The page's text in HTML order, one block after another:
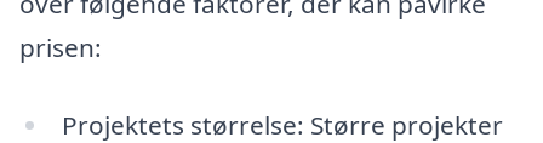
prisen:
Projektets størrelse: Større projekter